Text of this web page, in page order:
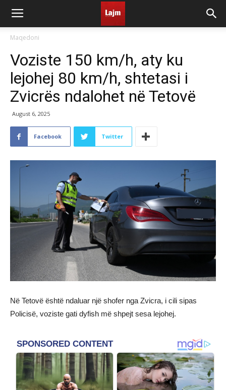
Maqedoni
Voziste 150 km/h, aty ku
lejohej 80 km/h, shtetasi i
Zvicrës ndalohet në Tetovë
August 6, 2025
Facebook Twitter
Në Tetovë është ndaluar një shofer nga Zvicra, i cili sipas
Policisë, voziste gati dyfish më shpejt sesa lejohej.